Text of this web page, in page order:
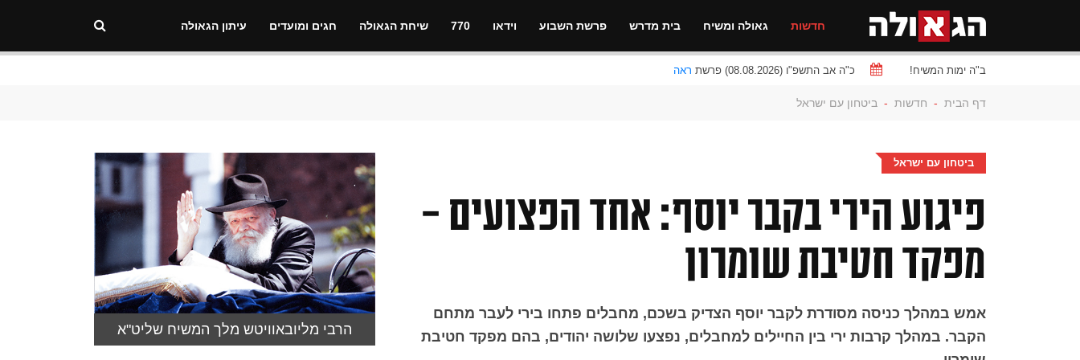
חדשות גאולה ומשיח בית מדרש פרשת השבוע וידאו 770 שיחת הגאולה חגים ומועדים עיתון הגאולה
ב"ה ימות המשיח! כ"ה אב התשפ"ו (08.08.2026) פרשת ראה
דף הבית - חדשות - ביטחון עם ישראל
ביטחון עם ישראל
פיגוע הירי בקבר יוסף: אחד הפצועים -
מפקד חטיבת שומרון
אמש במהלך כניסה מסודרת לקבר יוסף הצדיק בשכם, מחבלים פתחו בירי לעבר מתחם
הקבר. במהלך קרבות ירי בין החיילים למחבלים, נפצעו שלושה יהודים, בהם מפקד חטיבת
הרבי מליובאוויטש מלך המשיח שליט"א